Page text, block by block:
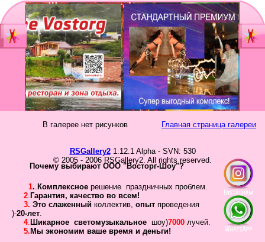
Главная
Шоу-группа
Видеостудия
Прайс
Контакты
Портфолио
Свадьбы
Главная страница галереи
В галерее нет рисунков
RSGallery21.12.1 Alpha - SVN: 530
© 2005 - 2006 RSGallery2. All rights reserved.
Почему выбирают ООО "Восторг-Шоу"?
1.. Комплексное решение праздничных проблем.
2. Гарантия, качество во всем!
3. Это слаженный коллектив, опыт проведения
)-20-лет.
4. Шикарное светомузыкальное шоу)7000 лучей.
5. Мы экономим ваше время и деньги!
год